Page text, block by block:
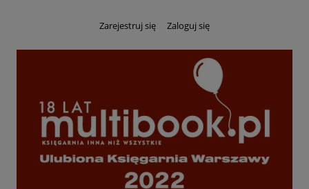
Zarejestruj się Zaloguj się